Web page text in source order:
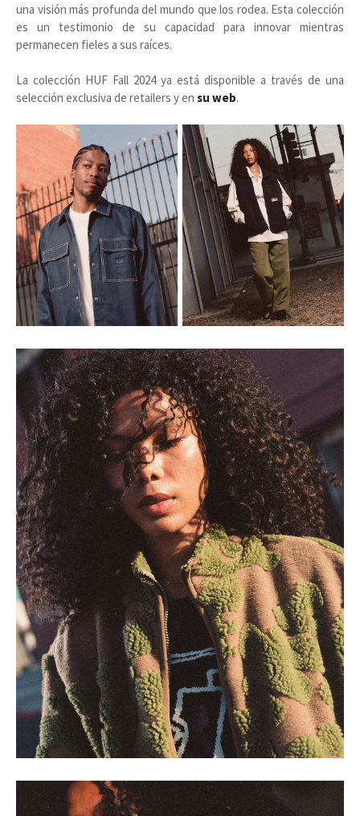
una visión más profunda del mundo que los rodea. Esta colección
es un testimonio de su capacidad para innovar mientras
permanecen fieles a sus raíces.
La colección HUF Fall 2024 ya está disponible a través de una
selección exclusiva de retailers y en su web.